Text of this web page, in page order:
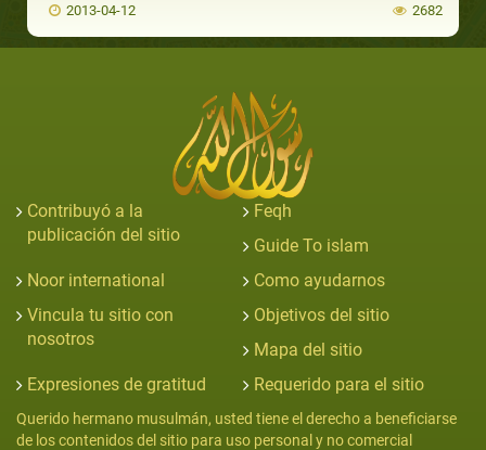
2013-04-12 2682
Contribuyó a la
publicación del sitio
Feqh
Guide To islam
Noor international
Como ayudarnos
Vincula tu sitio con
nosotros
Objetivos del sitio
Mapa del sitio
Expresiones de gratitud
Requerido para el sitio
Querido hermano musulmán, usted tiene el derecho a beneficiarse
de los contenidos del sitio para uso personal y no comercial